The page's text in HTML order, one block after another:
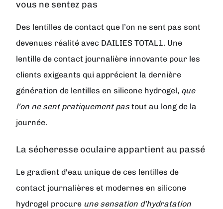
vous ne sentez pas
Des lentilles de contact que l’on ne sent pas sont
devenues réalité avec DAILIES TOTAL1. Une
lentille de contact journalière innovante pour les
clients exigeants qui apprécient la dernière
génération de lentilles en silicone hydrogel, que
l’on ne sent pratiquement pastout au long de la
journée.
La sécheresse oculaire appartient au passé
Le gradient d'eau unique de ces lentilles de
contact journalières et modernes en silicone
hydrogel procure une sensation d'hydratation